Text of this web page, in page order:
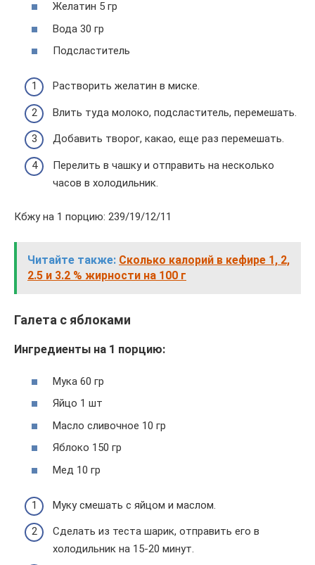
Желатин 5 гр
Вода 30 гр
Подсластитель
Растворить желатин в миске.
Влить туда молоко, подсластитель, перемешать.
Добавить творог, какао, еще раз перемешать.
Перелить в чашку и отправить на несколько
часов в холодильник.
Кбжу на 1 порцию: 239/19/12/11
Читайте также: Сколько калорий в кефире 1, 2,
2.5 и 3.2 % жирности на 100 г
Галета с яблоками
Ингредиенты на 1 порцию:
Мука 60 гр
Яйцо 1 шт
Масло сливочное 10 гр
Яблоко 150 гр
Мед 10 гр
Муку смешать с яйцом и маслом.
Сделать из теста шарик, отправить его в
холодильник на 15-20 минут.